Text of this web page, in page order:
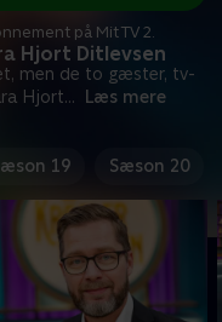
Hjort Ditlevsen
men de to gæster, tv-
Hjort... Læs mere
på Mit TV 2.
19 Sæson 20